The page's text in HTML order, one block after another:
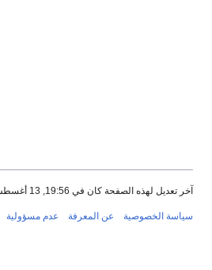
آخر تعديل لهذه الصفحة كان في 19:56, 13 أغسطس 2019.
سياسة الخصوصية عن المعرفة عدم مسؤولية